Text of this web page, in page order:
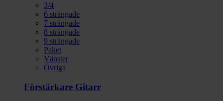
3/4
6 strängade
7 strängade
8 strängade
9 strängade
Paket
Vänster
Övriga
Förstärkare Gitarr